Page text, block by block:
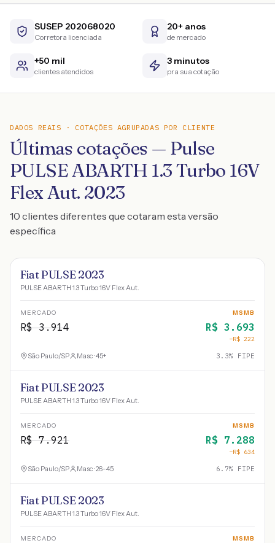
SUSEP 202068020
Corretora licenciada
20+ anos
de mercado
+50 mil
clientes atendidos
3 minutos
pra sua cotação
DADOS REAIS · COTAÇÕES AGRUPADAS POR CLIENTE
Últimas cotações — Pulse
PULSE ABARTH 1.3 Turbo 16V
Flex Aut. 2023
10 clientes diferentes que cotaram esta versão
específica
Fiat PULSE 2023
PULSE ABARTH 1.3 Turbo 16V Flex Aut.
MERCADO
R$3.914
MSMB
R$ 3.693
−R$ 222
São Paulo/SP Masc · 45+ 3.3% FIPE
Fiat PULSE 2023
PULSE ABARTH 1.3 Turbo 16V Flex Aut.
MERCADO
R$7.921
MSMB
R$ 7.288
−R$ 634
São Paulo/SP Masc · 26-45 6.7% FIPE
Fiat PULSE 2023
PULSE ABARTH 1.3 Turbo 16V Flex Aut.
MERCADO MSMB